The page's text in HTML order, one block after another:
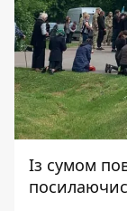
Із сумом